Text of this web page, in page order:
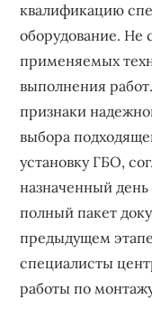
квалификацию
оборудование. Не
применяемых
выполнения
признаки
выбора
установку ГБО,
назначенный день
полный пакет
предыдущем
специалисты
работы по